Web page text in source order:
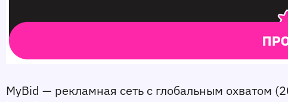
MyBid — рекламная сеть с глобальным охватом